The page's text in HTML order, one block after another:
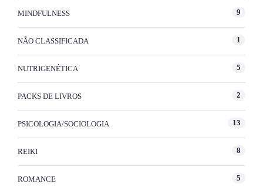
MINDFULNESS 9
NÃO CLASSIFICADA 1
NUTRIGENÉTICA 5
PACKS DE LIVROS 2
PSICOLOGIA/SOCIOLOGIA 13
REIKI 8
ROMANCE 5